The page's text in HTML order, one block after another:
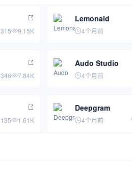
315 9.15K
Lemonaid
4个月前
346 7.84K
Audo Studio
4个月前
135 1.61K
Deepgram
4个月前